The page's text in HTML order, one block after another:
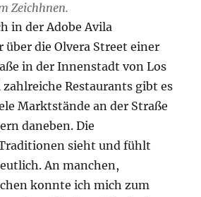
Zeichhnen.
in der Adobe Avila
über die Olvera Street einer
in der Innenstadt von Los
zahlreiche Restaurants gibt es
Marktstände an der Straße
daneben. Die
sieht und fühlt
An manchen,
konnte ich mich zum